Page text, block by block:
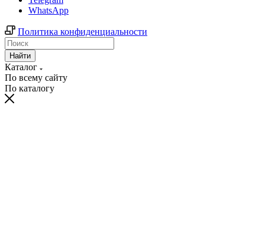
WhatsApp
Политика конфиденциальности
Найти
Каталог
По всему сайту
По каталогу